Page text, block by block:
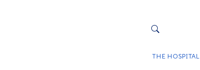
THE HOSPITAL